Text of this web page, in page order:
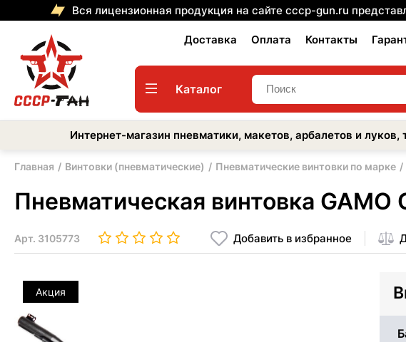
Вся лицензионная продукция на сайте cccp-gun.ru
Доставка Оплата Контакты
Каталог
Интернет-магазин пневматики, макетов, арбалетов и
Главная Винтовки (пневматические) Пневматические винтовки по марке
Пневматическая винтовка GAMO
Арт. 3105773 Добавить в избранное
Акция